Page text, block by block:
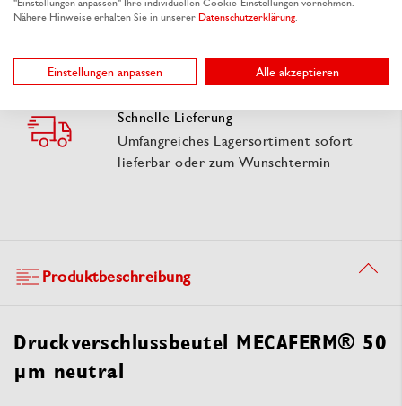
Verpackungswahl
Schnelle Lieferung
Umfangreiches Lagersortiment sofort
lieferbar oder zum Wunschtermin
Produktbeschreibung
Druckverschlussbeutel MECAFERM® 50
µm neutral
"Einstellungen anpassen" Ihre individuellen Cookie-Einstellungen vornehmen.
Nähere Hinweise erhalten Sie in unserer Datenschutzerklärung.
Einstellungen anpassen Alle akzeptieren